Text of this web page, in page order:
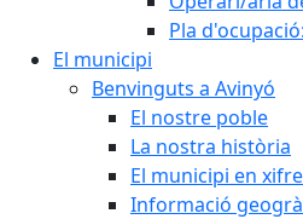
Pla
El municipi
Benvinguts a Avinyó
El nostre poble
La nostra història
El municipi en
Informació